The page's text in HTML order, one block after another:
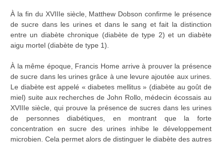
À la fin du XVIIIe siècle, Matthew Dobson confirme le présence
de sucre dans les urines et dans le sang et fait la distinction
entre un diabète chronique (diabète de type 2) et un diabète
aigu mortel (diabète de type 1).
À la même époque, Francis Home arrive à prouver la présence
de sucre dans les urines grâce à une levure ajoutée aux urines.
Le diabète est appelé « diabetes mellitus » (diabète au goût de
miel) suite aux recherches de John Rollo, médecin écossais au
XVIIIe siècle, qui prouve la présence de sucres dans les urines
de personnes diabétiques, en montrant que la forte
concentration en sucre des urines inhibe le développement
microbien. Cela permet alors de distinguer le diabète des autres